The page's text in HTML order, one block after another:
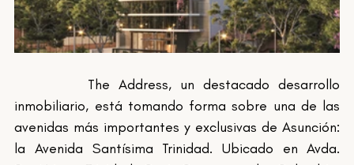
inmobiliario, está tomando forma sobre una de las
avenidas más importantes y exclusivas de Asunción:
la Avenida Santísima Trinidad. Ubicado en Avda.